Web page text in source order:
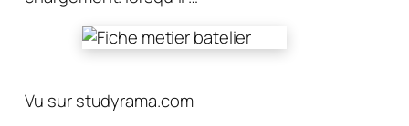
Vu sur studyrama.com